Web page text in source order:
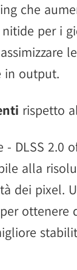
che
per i
in output.
rispetto
- DLSS 2.0
alla
dei pixel.
ottenere